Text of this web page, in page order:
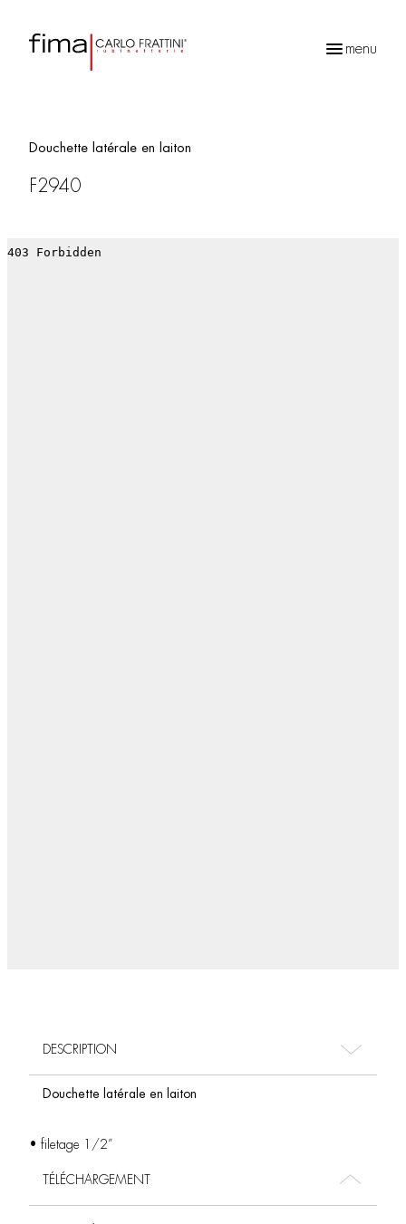
menu
Douchette latérale en laiton
F2940
DESCRIPTION
Douchette latérale en laiton
• filetage 1/2”
TÉLÉCHARGEMENT